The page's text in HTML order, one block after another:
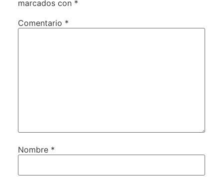
marcados con *
Comentario *
Nombre *